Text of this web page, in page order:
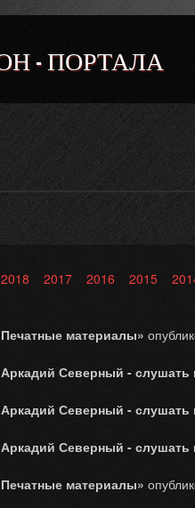
- ПОРТАЛА
2018 2017 2016 2015
материалы»
Северный - слушать
Северный - слушать
Северный - слушать
материалы»